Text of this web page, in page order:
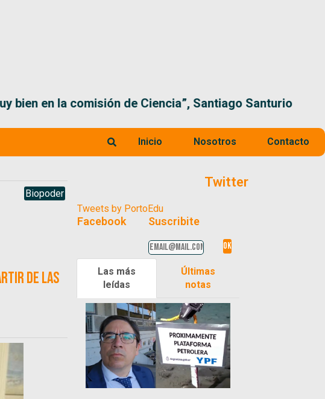
bien en la comisión de Ciencia”, Santiago Santurio
Inicio Nosotros Contacto
Biopoder
de las
Twitter
Tweets by PortoEdu
Facebook Suscribite
Las más
leídas
Últimas
notas